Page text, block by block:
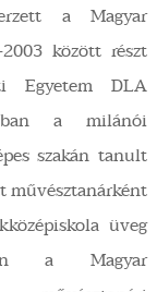
a Magyar
között részt
Egyetem DLA
ban a milánói
szakán tanult
művésztanárként
üveg
a Magyar